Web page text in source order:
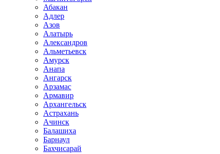
Абакан
Адлер
Азов
Алатырь
Александров
Альметьевск
Амурск
Анапа
Ангарск
Арзамас
Армавир
Архангельск
Астрахань
Ачинск
Балашиха
Барнаул
Бахчисарай